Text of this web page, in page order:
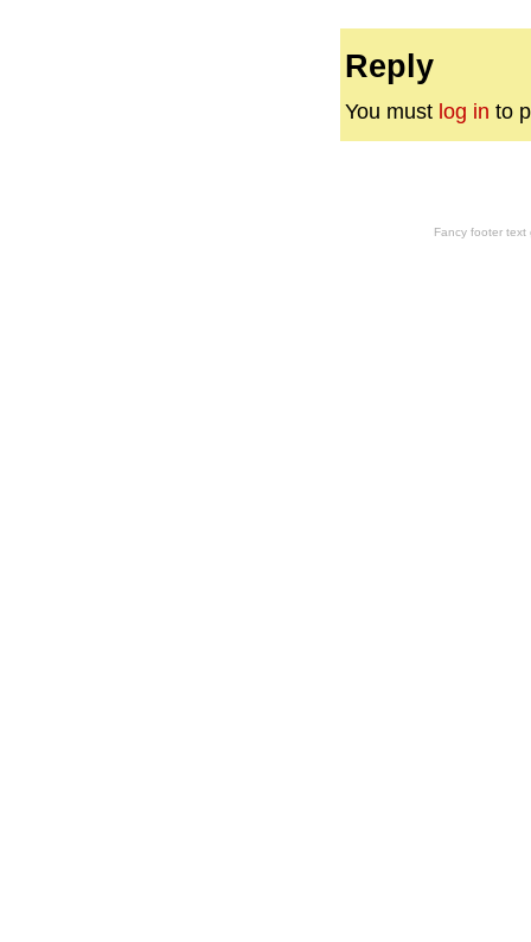
Reply
You must log in to
Fancy footer